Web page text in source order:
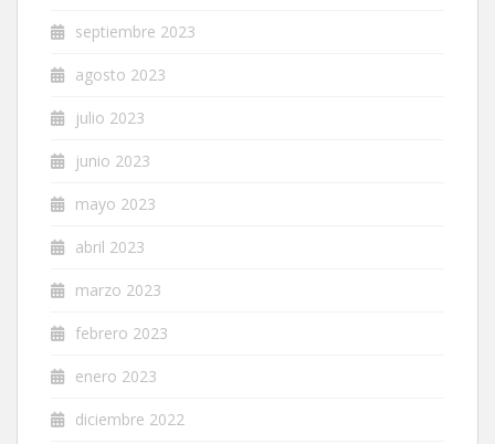
septiembre 2023
agosto 2023
julio 2023
junio 2023
mayo 2023
abril 2023
marzo 2023
febrero 2023
enero 2023
diciembre 2022